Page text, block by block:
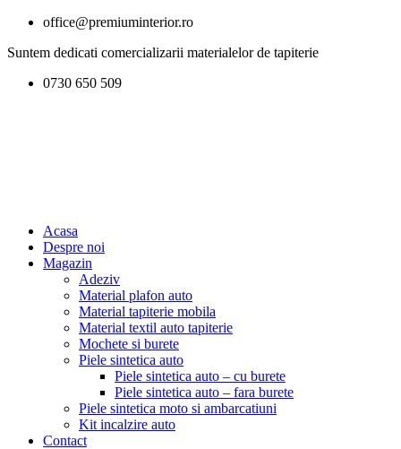
office@premiuminterior.ro
Suntem dedicati comercializarii materialelor de tapiterie
0730 650 509
Acasa
Despre noi
Magazin
Adeziv
Material plafon auto
Material tapiterie mobila
Material textil auto tapiterie
Mochete si burete
Piele sintetica auto
Piele sintetica auto – cu burete
Piele sintetica auto – fara burete
Piele sintetica moto si ambarcatiuni
Kit incalzire auto
Contact